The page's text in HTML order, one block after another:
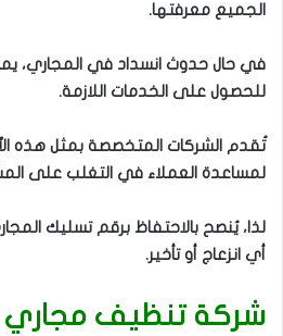
الجميع معرفتها.
في حال حدوث انسداد في المجاري،
للحصول على الخدمات اللازمة.
تُقدم الشركات المتخصصة بمثل هذه
لمساعدة العملاء في التغلب على
لذا، يُنصح بالاحتفاظ برقم تسليك
أي انزعاج أو تأخير.
شركة تنظيف مجاري